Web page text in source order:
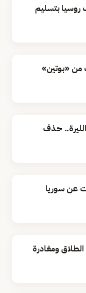
روسيا بتسليم
من «بوتين»
الليرة.. حذف
عن سوريا
ومغادرة